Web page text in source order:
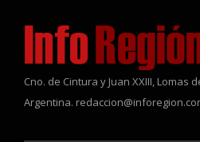
Cno. de Cintura y Juan XXIII, Lomas
Argentina.